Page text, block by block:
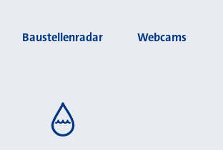
Baustellenradar Webcams